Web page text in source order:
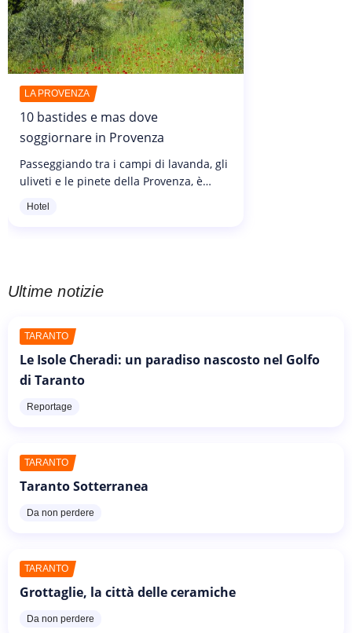
LA PROVENZA
10 bastides e mas dove
soggiornare in Provenza
Passeggiando tra i campi di lavanda, gli
uliveti e le pinete della Provenza, è
Hotel
Ultime notizie
TARANTO
Le Isole Cheradi: un paradiso nascosto nel Golfo
di Taranto
Reportage
TARANTO
Taranto Sotterranea
Da non perdere
TARANTO
Grottaglie, la città delle ceramiche
Da non perdere